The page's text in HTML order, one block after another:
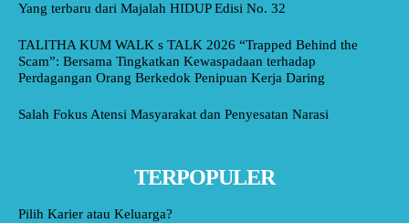
Yang terbaru dari Majalah HIDUP Edisi No. 32
TALITHA KUM WALK s TALK 2026 “Trapped Behind the
Scam”: Bersama Tingkatkan Kewaspadaan terhadap
Perdagangan Orang Berkedok Penipuan Kerja Daring
Salah Fokus Atensi Masyarakat dan Penyesatan Narasi
TERPOPULER
Pilih Karier atau Keluarga?